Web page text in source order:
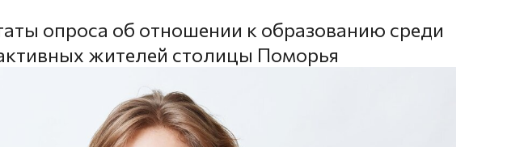
опроса об отношении к образованию среди
жителей столицы Поморья